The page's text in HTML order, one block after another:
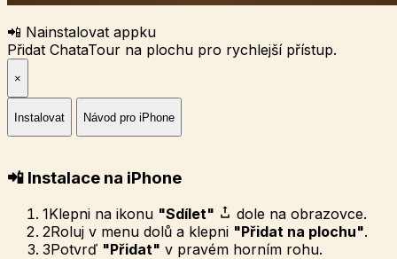
📲 Nainstalovat appku
Přidat ChataTour na plochu pro rychlejší přístup.
×
Instalovat Návod pro iPhone
📲 Instalace na iPhone
1Klepni na ikonu "Sdílet"
dole na obrazovce.
2Roluj v menu dolů a klepni "Přidat na plochu".
3Potvrď "Přidat" v pravém horním rohu.